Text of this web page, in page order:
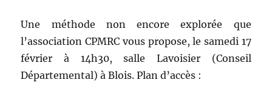
Une méthode non encore explorée que
l’association CPMRC vous propose, le samedi 17
février à 14h30, salle Lavoisier (Conseil
Départemental) à Blois. Plan d’accès :